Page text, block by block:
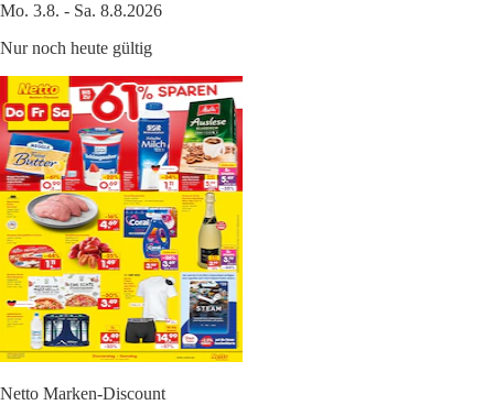
Mo. 3.8. - Sa. 8.8.2026
Nur noch heute gültig
Netto Marken-Discount